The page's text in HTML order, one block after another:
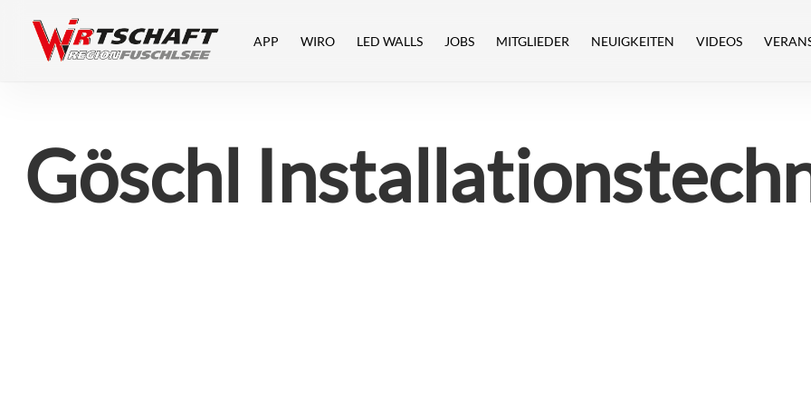
APP WIRO LED WALLS JOBS MITGLIEDER NEUIGKEITEN VIDEOS
Göschl